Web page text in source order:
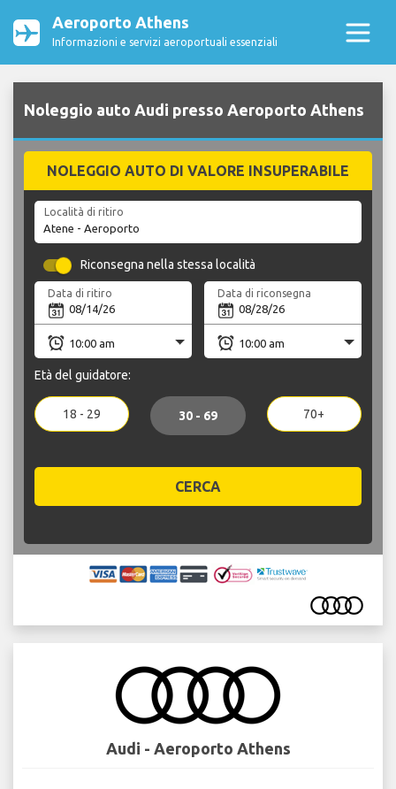
Aeroporto Athens
Informazioni e servizi aeroportuali essenziali
Noleggio auto Audi presso Aeroporto Athens
NOLEGGIO AUTO DI VALORE INSUPERABILE
Località di ritiro
Riconsegna nella stessa località
Data di ritiro Data di riconsegna
Età del guidatore:
18 - 29 30 - 69 70+
CERCA
Audi - Aeroporto Athens